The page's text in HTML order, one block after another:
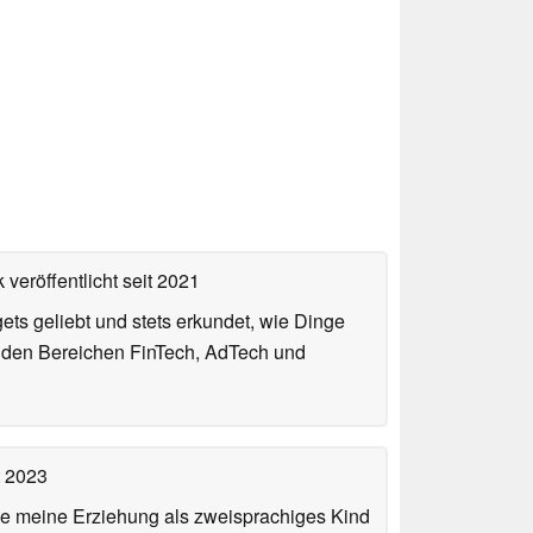
veröffentlichtseit 2021
geliebt und stets erkundet, wie Dinge
Bereichen FinTech, AdTech und
meine Erziehung als zweisprachiges Kind